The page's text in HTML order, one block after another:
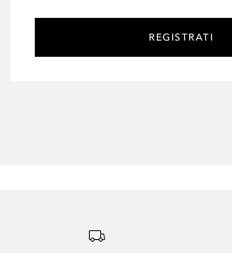
REGISTRATI